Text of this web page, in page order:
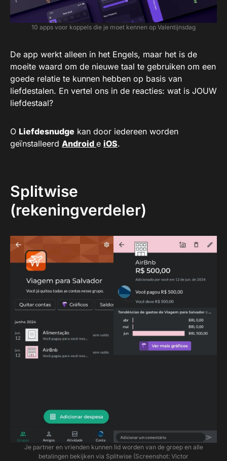
10 apps voor koppels die je moet kennen op Valentijnsdag
De app werkt alleen in het Engels, maar het is de
moeite waard om de nieuwe taal te gebruiken om een
​​goede relatie te kunnen hebben op basis van
liefdestalen. En vertel ons in de reacties: wat is JOUW
liefdestaal?
O Liefdesnudge kan door iedereen worden
geïnstalleerd Android e iOS.
Splitwise
(rekeningverdeler)
Je partner en vrienden kunnen lid worden van de groep en alle
betalingen bekijken via Splitwise (Screenshot: Victor